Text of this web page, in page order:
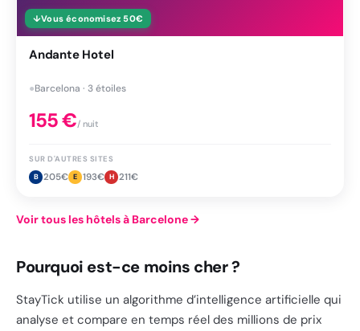
↓Vous économisez 50€
Andante Hotel
●Barcelona · 3 étoiles
155€/ nuit
SUR D'AUTRES SITES
B 205€ E 193€ H 211€
Voir tous les hôtels à Barcelone→
Pourquoi est-ce moins cher ?
StayTick utilise un algorithme d’intelligence artificielle qui
analyse et compare en temps réel des millions de prix